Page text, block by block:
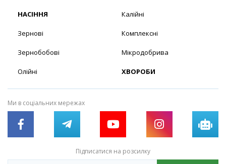
НАСІННЯ
Зернові
Зернобобові
Олійні
Калійні
Комплексні
Мікродобрива
ХВОРОБИ
Ми в соціальних мережах
Підписатися на розсилку